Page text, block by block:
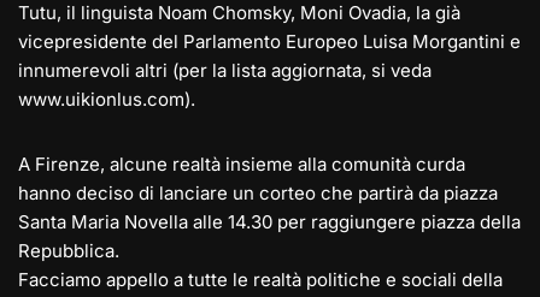
Tutu, il linguista Noam Chomsky, Moni Ovadia, la già
vicepresidente del Parlamento Europeo Luisa Morgantini e
innumerevoli altri (per la lista aggiornata, si veda
www.uikionlus.com).
A Firenze, alcune realtà insieme alla comunità curda
hanno deciso di lanciare un corteo che partirà da piazza
Santa Maria Novella alle 14.30 per raggiungere piazza della
Repubblica.
Facciamo appello a tutte le realtà politiche e sociali della